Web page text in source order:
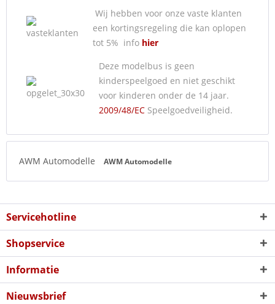
Wij hebben voor onze vaste klanten
een kortingsregeling die kan oplopen
tot 5% info hier
Deze modelbus is geen
kinderspeelgoed en niet geschikt
voor kinderen onder de 14 jaar.
2009/48/EC Speelgoedveiligheid.
AWM Automodelle AWM Automodelle
Servicehotline
Shopservice
Informatie
Nieuwsbrief